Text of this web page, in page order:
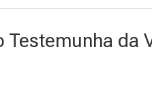
da